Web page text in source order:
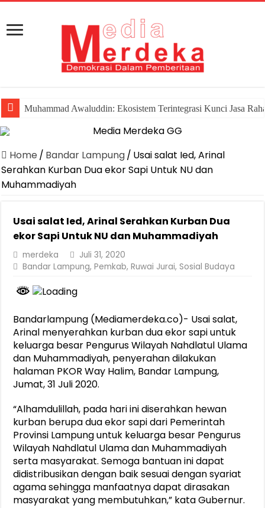
Muhammad Awaluddin: Ekosistem Terintegrasi Kunci Jasa
Home / Bandar Lampung/ Usai salat Ied, Arinal
Serahkan Kurban Dua ekor Sapi Untuk NU dan
Muhammadiyah
Usai salat Ied, Arinal Serahkan Kurban Dua
ekor Sapi Untuk NU dan Muhammadiyah
merdeka
Juli 31, 2020
Bandar Lampung,Pemkab,Ruwai Jurai, Sosial Budaya
Bandarlampung (Mediamerdeka.co)- Usai salat,
Arinal menyerahkan kurban dua ekor sapi untuk
keluarga besar Pengurus Wilayah Nahdlatul Ulama
dan Muhammadiyah, penyerahan dilakukan
halaman PKOR Way Halim, Bandar Lampung,
Jumat, 31 Juli 2020.
“Alhamdulillah, pada hari ini diserahkan hewan
kurban berupa dua ekor sapi dari Pemerintah
Provinsi Lampung untuk keluarga besar Pengurus
Wilayah Nahdlatul Ulama dan Muhammadiyah
serta masyarakat. Semoga bantuan ini dapat
didistribusikan dengan baik sesuai dengan syariat
agama sehingga manfaatnya dapat dirasakan
masyarakat yang membutuhkan,” kata Gubernur.